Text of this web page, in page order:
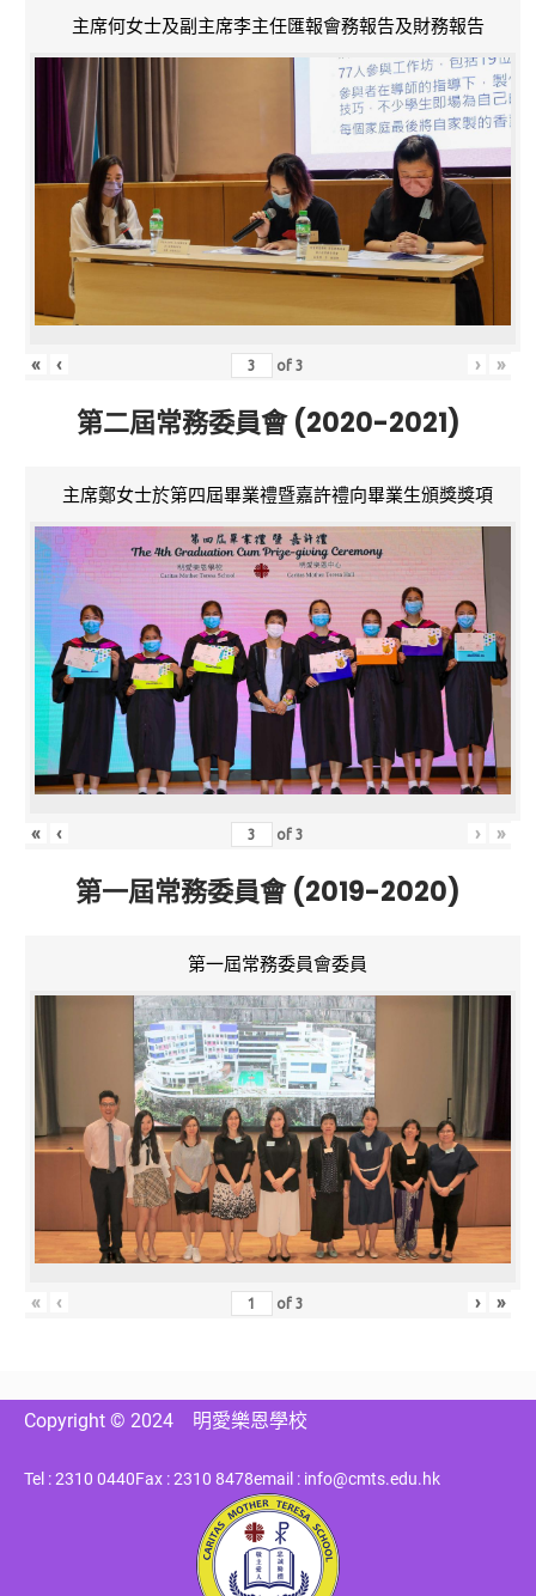
主席何女士及副主席李主任匯報會務報告及財務報告
« ‹ of3 › »
第二屆常務委員會 (2020-2021)
主席鄭女士於第四屆畢業禮暨嘉許禮向畢業生頒獎獎項
« ‹ of3 › »
第一屆常務委員會 (2019-2020)
第一屆常務委員會委員
« ‹ of3 › »
Copyright © 2024 明愛樂恩學校
Tel : 2310 0440Fax : 2310 8478email : info@cmts.edu.hk